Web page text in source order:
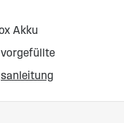
Akku
vorgefüllte